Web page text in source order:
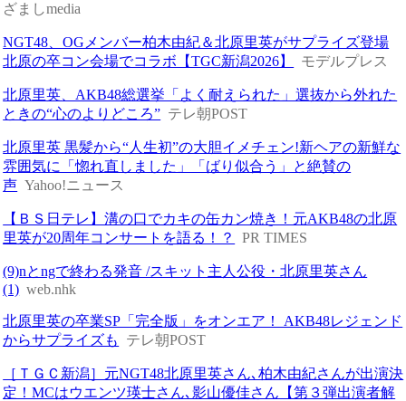
ざましmedia
NGT48、OGメンバー柏木由紀＆北原里英がサプライズ登場
北原の卒コン会場でコラボ【TGC新潟2026】
モデルプレス
北原里英、AKB48総選挙「よく耐えられた」選抜から外れた
ときの“心のよりどころ” テレ朝POST
北原里英 黒髪から“人生初”の大胆イメチェン!新ヘアの新鮮な
雰囲気に「惚れ直しました」「ばり似合う」と絶賛の
声 Yahoo!ニュース
【ＢＳ日テレ】溝の口でカキの缶カン焼き！元AKB48の北原
里英が20周年コンサートを語る！？
PR TIMES
(9)nとngで終わる発音 /スキット主人公役・北原里英さん
(1) web.nhk
北原里英の卒業SP「完全版」をオンエア！ AKB48レジェンド
からサプライズも
テレ朝POST
［ＴＧＣ新潟］元NGT48北原⾥英さん､柏⽊由紀さんが出演決
定！MCはウエンツ瑛⼠さん､影⼭優佳さん【第３弾出演者解